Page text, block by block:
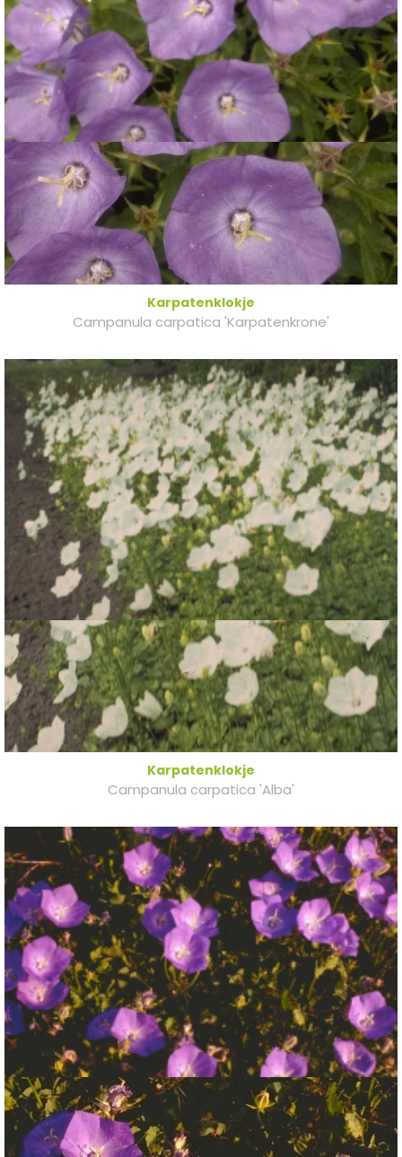
Karpatenklokje
Campanula carpatica 'Karpatenkrone'
Karpatenklokje
Campanula carpatica 'Alba'